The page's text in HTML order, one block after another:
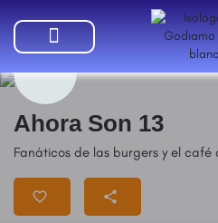
Ahora Son 13
Fanáticos de las burgers y el